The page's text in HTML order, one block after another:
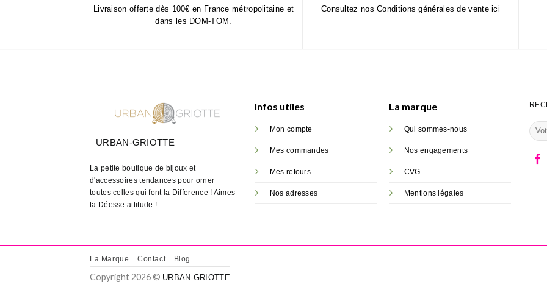
Livraison offerte dès 100€ en France métropolitaine et
dans les DOM-TOM.
Consultez nos Conditions générales de venteici
URBAN-GRIOTTE
La petite boutique de bijoux et
d'accessoires tendances pour orner
toutes celles qui font la Difference ! Aimes
ta Déesse attitude !
Infos utiles
Mon compte
Mes commandes
Mes retours
Nos adresses
La marque
Qui sommes-nous
Nos engagements
CVG
Mentions légales
La Marque Contact Blog
Copyright 2026 © URBAN-GRIOTTE